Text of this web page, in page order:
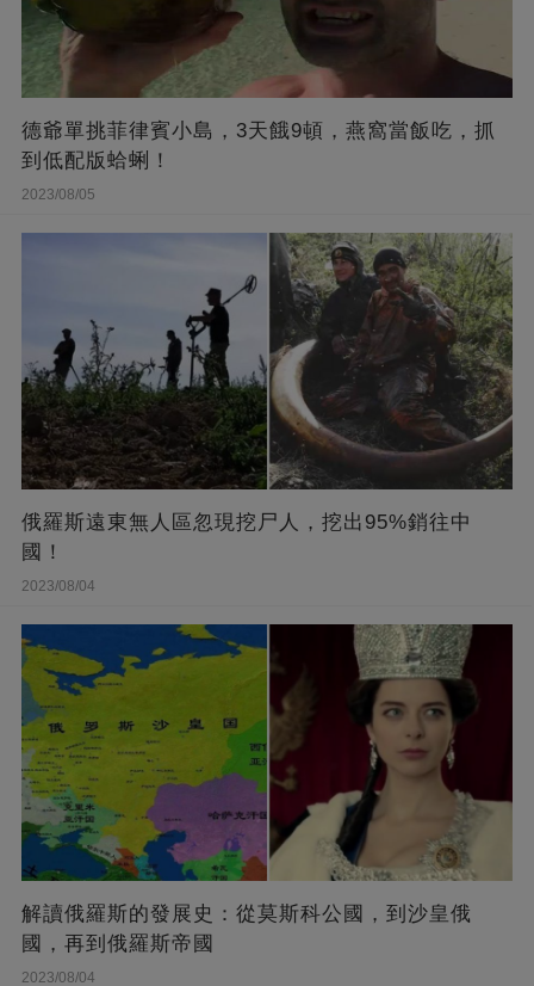
德爺單挑菲律賓小島，3天餓9頓，燕窩當飯吃，抓
到低配版蛤蜊！
2023/08/05
俄羅斯遠東無人區忽現挖尸人，挖出95%銷往中
國！
2023/08/04
解讀俄羅斯的發展史：從莫斯科公國，到沙皇俄
國，再到俄羅斯帝國
2023/08/04